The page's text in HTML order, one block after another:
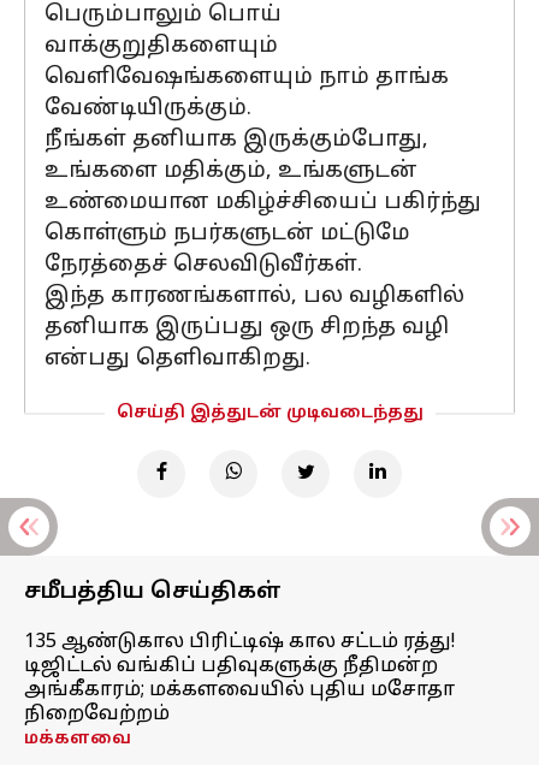
பெரும்பாலும் பொய்
வாக்குறுதிகளையும்
வெளிவேஷங்களையும் நாம் தாங்க
வேண்டியிருக்கும்.
நீங்கள் தனியாக இருக்கும்போது,
உங்களை மதிக்கும், உங்களுடன்
உண்மையான மகிழ்ச்சியைப் பகிர்ந்து
கொள்ளும் நபர்களுடன் மட்டுமே
நேரத்தைச் செலவிடுவீர்கள்.
இந்த காரணங்களால், பல வழிகளில்
தனியாக இருப்பது ஒரு சிறந்த வழி
என்பது தெளிவாகிறது.
செய்தி இத்துடன் முடிவடைந்தது
சமீபத்திய செய்திகள்
135 ஆண்டுகால பிரிட்டிஷ் கால சட்டம் ரத்து!
டிஜிட்டல் வங்கிப் பதிவுகளுக்கு நீதிமன்ற
அங்கீகாரம்; மக்களவையில் புதிய மசோதா
நிறைவேற்றம்
மக்களவை